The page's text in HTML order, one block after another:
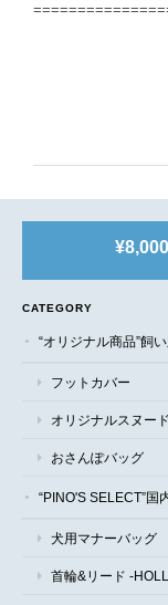
CATEGORY
“オリジナル商品”飼
フットカバー
オリジナルスヌード
おさんぽバッグ
“PINO'S SELECT”国
犬用マナーバッグ
首輪&リード -